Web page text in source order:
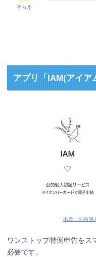
そらえ
アプリ「IAM(アイア
出典：公的個
ワンストップ特例申告をス
必要です。